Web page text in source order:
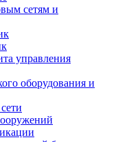
сетям и
управления
оборудования и